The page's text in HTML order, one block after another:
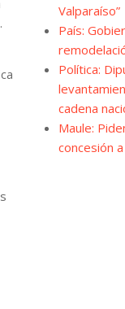
Valparaíso”
País:
Política:
cadena
Maule:
concesión